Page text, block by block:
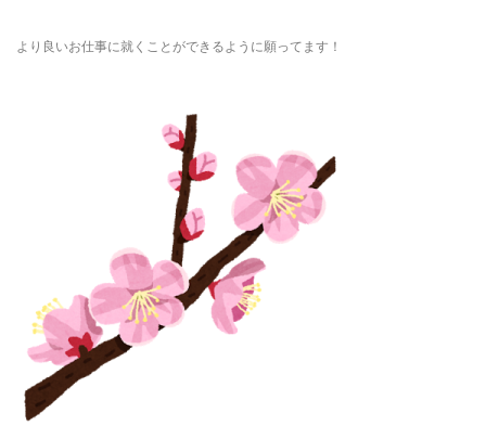
より良いお仕事に就くことができるように願ってます！